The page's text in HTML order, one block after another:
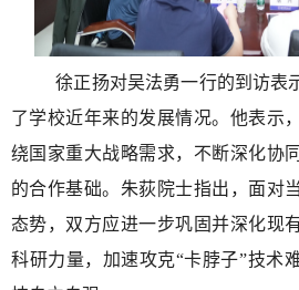
徐正扬对吴法勇一行的到访表
了学校近年来的发展情况。他表示
绕国家重大战略需求，不断深化协
的合作基础。朱荻院士指出，面对
态势，双方应进一步巩固并深化现
科研力量，加速攻克“卡脖子”技术